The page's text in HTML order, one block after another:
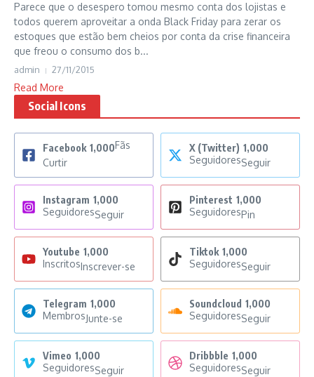
Parece que o desespero tomou mesmo conta dos lojistas e
todos querem aproveitar a onda Black Friday para zerar os
estoques que estão bem cheios por conta da crise financeira
que freou o consumo dos b...
admin 27/11/2015
Read More
Social Icons
Facebook 1,000Fãs
Curtir
X (Twitter) 1,000
SeguidoresSeguir
Instagram 1,000
SeguidoresSeguir
Pinterest 1,000
SeguidoresPin
Youtube 1,000
InscritosInscrever-se
Tiktok 1,000
SeguidoresSeguir
Telegram 1,000
MembrosJunte-se
Soundcloud 1,000
SeguidoresSeguir
Vimeo 1,000
SeguidoresSeguir
Dribbble 1,000
SeguidoresSeguir